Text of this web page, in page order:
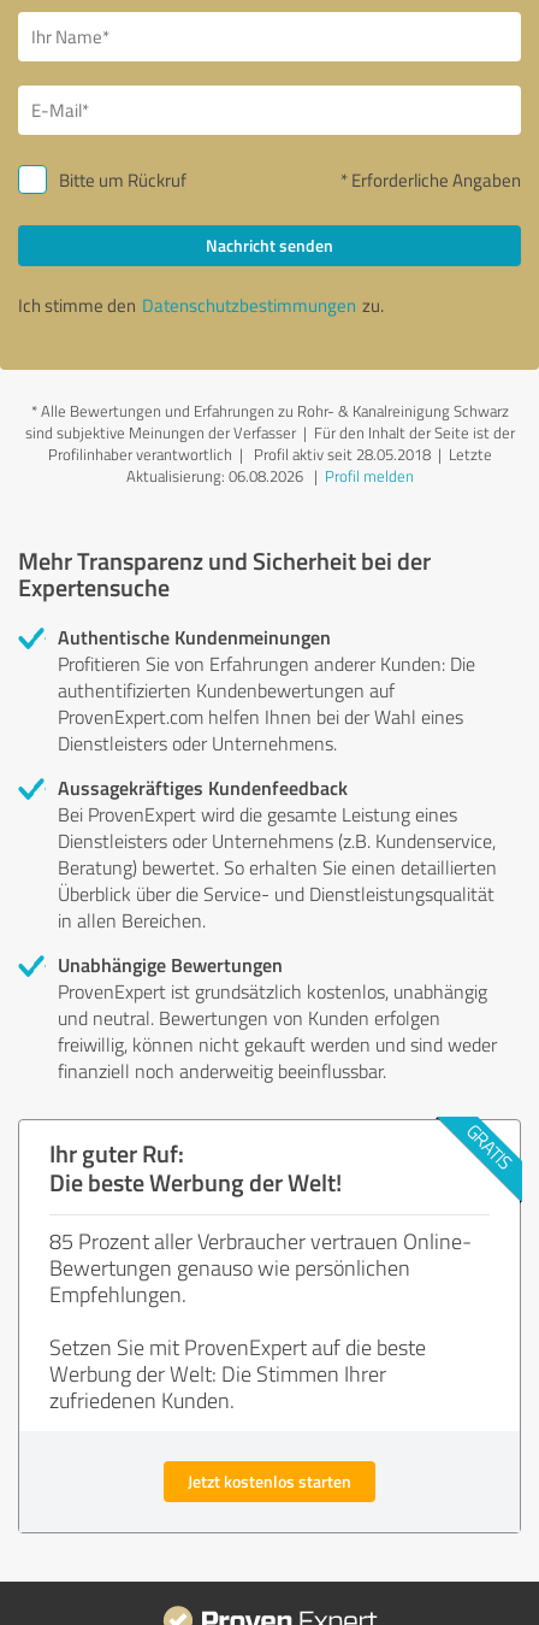
Bitte um Rückruf * Erforderliche Angaben
Nachricht senden
Ich stimme den Datenschutzbestimmungen zu.
*Alle Bewertungen und Erfahrungen zu Rohr- & Kanalreinigung Schwarz
sind subjektive Meinungen der Verfasser | Für den Inhalt der Seite ist der
Profilinhaber verantwortlich | Profil aktiv seit 28.05.2018 | Letzte
Aktualisierung: 06.08.2026| Profil melden
Mehr Transparenz und Sicherheit bei der
Expertensuche
Authentische Kundenmeinungen
Profitieren Sie von Erfahrungen anderer Kunden: Die
authentifizierten Kundenbewertungen auf
ProvenExpert.com helfen Ihnen bei der Wahl eines
Dienstleisters oder Unternehmens.
Aussagekräftiges Kundenfeedback
Bei ProvenExpert wird die gesamte Leistung eines
Dienstleisters oder Unternehmens (z.B. Kundenservice,
Beratung) bewertet. So erhalten Sie einen detaillierten
Überblick über die Service- und Dienstleistungsqualität
in allen Bereichen.
Unabhängige Bewertungen
ProvenExpert ist grundsätzlich kostenlos, unabhängig
und neutral. Bewertungen von Kunden erfolgen
freiwillig, können nicht gekauft werden und sind weder
finanziell noch anderweitig beeinflussbar.
Ihr guter Ruf:
Die beste Werbung der Welt!
85 Prozent aller Verbraucher vertrauen Online-
Bewertungen genauso wie persönlichen
Empfehlungen.
Setzen Sie mit ProvenExpert auf die beste
Werbung der Welt: Die Stimmen Ihrer
zufriedenen Kunden.
Jetzt kostenlos starten